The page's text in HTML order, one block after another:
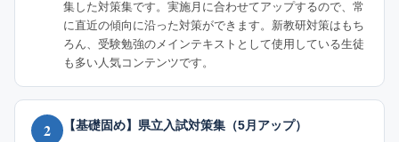
集した対策集です。実施月に合わせてアップするので、常
に直近の傾向に沿った対策ができます。新教研対策はもち
ろん、受験勉強のメインテキストとして使用している生徒
も多い人気コンテンツです。
2 【基礎固め】県立入試対策集（5月アップ）